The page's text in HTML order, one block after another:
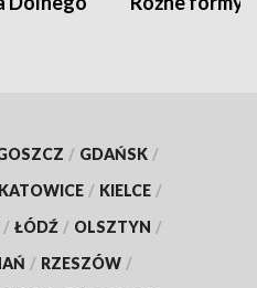
/ GDAŃSK /
KATOWICE / KIELCE /
/ ŁÓDŹ / OLSZTYN /
/ RZESZÓW /